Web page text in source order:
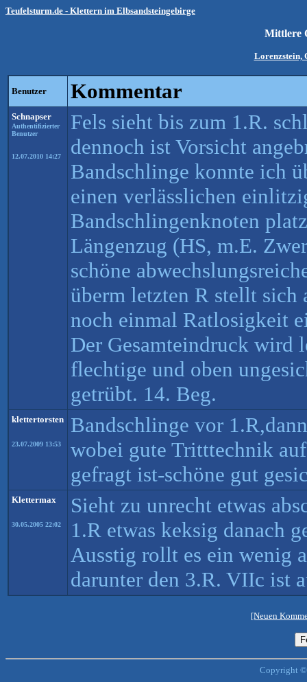
Teufelsturm.de - Klettern im Elbsandsteingebirge
Mittlere
Lorenzstein,
Benutzer Kommentar
Schnapser
Authentifizierter
Benutzer
12.07.2010 14:27
Fels sieht bis zum 1.R.
dennoch ist Vorsicht
Bandschlinge konnte ich
einen verlässlichen
Bandschlingenknoten
Längenzug (HS, m.E.
schöne
überm letzten R stellt sich
noch einmal Ratlosigkeit
Der Gesamteindruck wird
flechtige und oben
getrübt. 14. Beg.
klettertorsten
23.07.2009 13:53
Bandschlinge vor
wobei gute Tritttechnik
gefragt ist-schöne gut
Klettermax
30.05.2005 22:02
Sieht zu unrecht etwas
1.R etwas keksig danach
Ausstig rollt es ein wenig
darunter den 3.R. VIIc ist
[Neuen
Copyright ©